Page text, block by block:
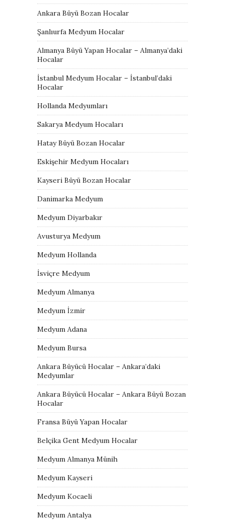
Ankara Büyü Bozan Hocalar
Şanlıurfa Medyum Hocalar
Almanya Büyü Yapan Hocalar – Almanya’daki
Hocalar
İstanbul Medyum Hocalar – İstanbul’daki
Hocalar
Hollanda Medyumları
Sakarya Medyum Hocaları
Hatay Büyü Bozan Hocalar
Eskişehir Medyum Hocaları
Kayseri Büyü Bozan Hocalar
Danimarka Medyum
Medyum Diyarbakır
Avusturya Medyum
Medyum Hollanda
İsviçre Medyum
Medyum Almanya
Medyum İzmir
Medyum Adana
Medyum Bursa
Ankara Büyücü Hocalar – Ankara’daki
Medyumlar
Ankara Büyücü Hocalar – Ankara Büyü Bozan
Hocalar
Fransa Büyü Yapan Hocalar
Belçika Gent Medyum Hocalar
Medyum Almanya Münih
Medyum Kayseri
Medyum Kocaeli
Medyum Antalya